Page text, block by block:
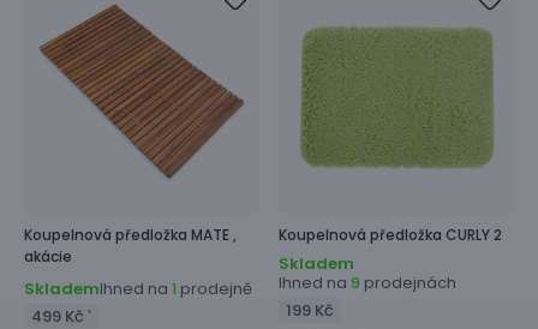
Koupelnová předložka MATE ,
akácie
SklademIhned na 1 prodejně
499 Kč *
Koupelnová předložka CURLY 2
Skladem
Ihned na 9 prodejnách
199 Kč